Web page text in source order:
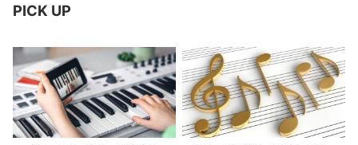
PICK UP